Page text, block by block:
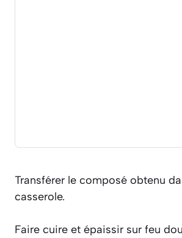
Transférer le composé obtenu
casserole.
Faire cuire et épaissir sur feu